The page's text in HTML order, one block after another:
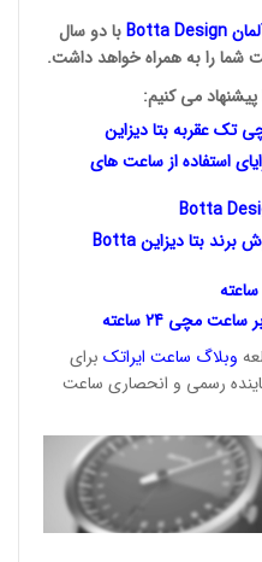
Botta Designبا دو سال
شما را به همراه خواهد داشت.
می کنیم:
تکعقربه بتا دیزاین
استفاده از ساعت های
Botta
بتا دیزاینBotta
ساعته
مچی 24 ساعته
وبلاگ ساعت ایراتک برای
رسمی و انحصاری ساعت